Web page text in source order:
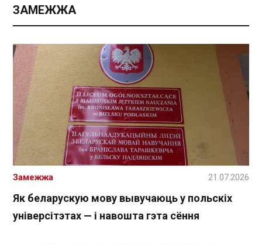
ЗАМЕЖЖА
Як беларускую мову вывучаюць у польскіх
універсітэтах — і навошта гэта сёння
Замежжа 21.07.2026